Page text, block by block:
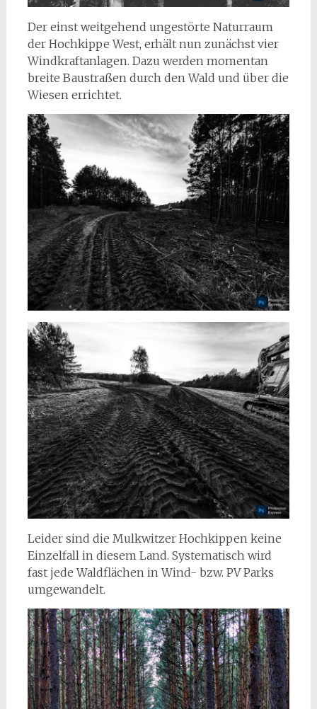
Der einst weitgehend ungestörte Naturraum
der Hochkippe West, erhält nun zunächst vier
Windkraftanlagen. Dazu werden momentan
breite Baustraßen durch den Wald und über die
Wiesen errichtet.
Leider sind die Mulkwitzer Hochkippen keine
Einzelfall in diesem Land. Systematisch wird
fast jede Waldflächen in Wind- bzw. PV Parks
umgewandelt.